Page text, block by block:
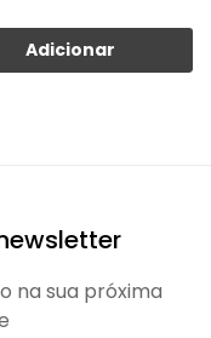
Adicionar
na sua próxima